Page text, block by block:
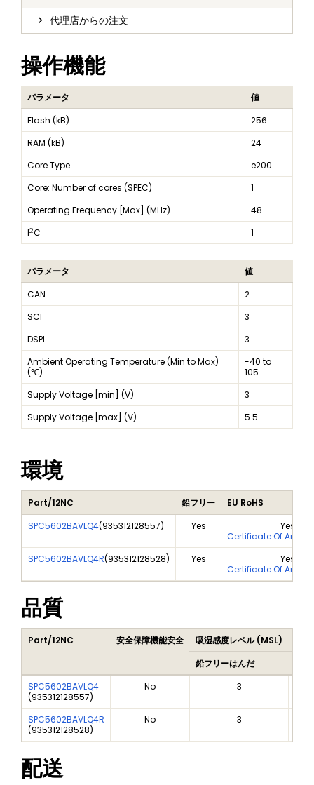
代理店からの注文
操作機能
パラメータ
値
Flash (kB)
256
RAM (kB)
24
Core Type
e200
Core: Number of cores (SPEC)
1
Operating Frequency [Max] (MHz)
48
I2C 1
パラメータ
値
CAN
2
SCI
3
DSPI
3
Ambient Operating Temperature (Min to Max)
(℃)
-40 to
105
Supply Voltage [min] (V)
3
Supply Voltage [max] (V)
5.5
環境
Part/12NC 鉛フリー
EU RoHS
SPC5602BAVLQ4(935312128557) Yes
Yes
Certificate Of
SPC5602BAVLQ4R(935312128528) Yes
Yes
Certificate Of
品質
Part/12NC 安全保障機能安全 吸湿感度レベル (MSL)
鉛フリーはんだ
SPC5602BAVLQ4
(935312128557)
No 3
SPC5602BAVLQ4R
(935312128528)
No 3
配送